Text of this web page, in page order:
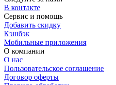
В контакте
Сервис и помощь
Добавить скидку
Кэшбэк
Мобильные приложения
О компании
О нас
Пользовательское соглашение
Договор оферты